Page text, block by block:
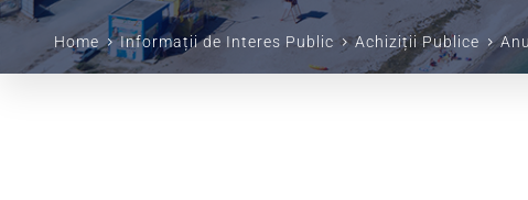
Home Informații de Interes Public Achiziții Publice